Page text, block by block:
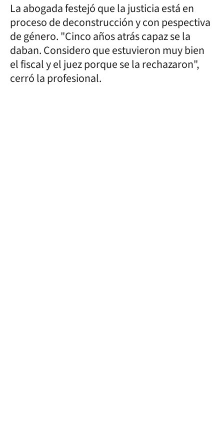
La abogada festejó que la justicia está en
proceso de deconstrucción y con pespectiva
de género. "Cinco años atrás capaz se la
daban. Considero que estuvieron muy bien
el fiscal y el juez porque se la rechazaron",
cerró la profesional.